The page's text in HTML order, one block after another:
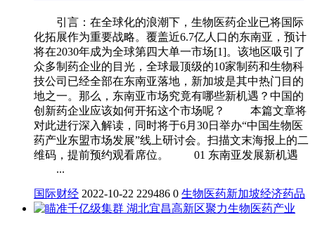
引言：在全球化的浪潮下，生物医药企业已将国际
化拓展作为重要战略。覆盖近6.7亿人口的东南亚，预计
将在2030年成为全球第四大单一市场[1]。该地区吸引了
众多制药企业的目光，全球最顶级的10家制药和生物科
技公司已经全部在东南亚落地，新加坡是其中热门目的
地之一。那么，东南亚市场究竟有哪些新机遇？中国的
创新药企业应该如何开拓这个市场呢？ 本篇文章将
对此进行深入解读，同时将于6月30日举办“中国生物医
药产业东盟市场发展”线上研讨会。扫描文末海报上的二
维码，提前预约观看席位。 01 东南亚发展新机遇
...
国际财经 2022-10-22 229486 0 生物医药新加坡经济药品